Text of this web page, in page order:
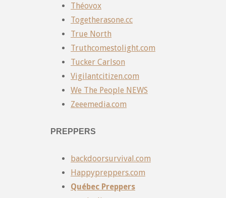
Théovox
Togetherasone.cc
True North
Truthcomestolight.com
Tucker Carlson
Vigilantcitizen.com
We The People NEWS
Zeeemedia.com
PREPPERS
backdoorsurvival.com
Happypreppers.com
Québec Preppers